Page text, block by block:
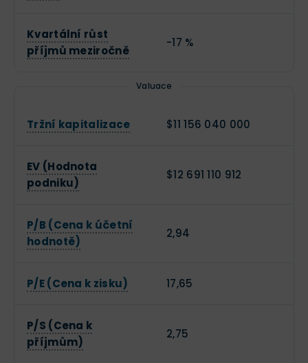
Kvartální růst
příjmů meziročně
-17 %
Valuace
Tržní kapitalizace $11 156 040 000
EV (Hodnota
podniku)
$12 691 110 912
P/B (Cena k účetní
hodnotě)
2,94
P/E (Cena k zisku) 17,65
P/S (Cena k
příjmům)
2,75